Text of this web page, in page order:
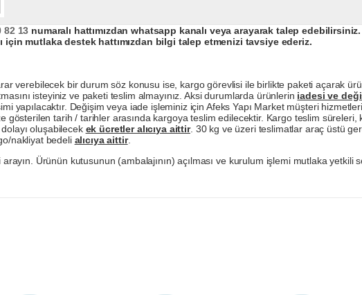
82 13 numaralı hattımızdan whatsapp kanalı veya arayarak talep
mutlaka destek hattımızdan bilgi talep etmenizi tavsiye ederiz.
verebilecek bir durum söz konusu ise, kargo görevlisi ile birlikte paketi açarak
isteyiniz ve paketi teslim almayınız. Aksi durumlarda ürünlerin iadesi ve
yapılacaktır. Değişim veya iade işleminiz için Afeks Yapı Market müşteri hizmetleri
gösterilen tarih / tarihler arasında kargoya teslim edilecektir. Kargo teslim
oluşabilecek ek ücretler alıcıya aittir. 30 kg ve üzeri teslimatlar araç üstü
nakliyat bedeli alıcıya aittir.
Ürünün kutusunun (ambalajının) açılması ve kurulum işlemi mutlaka yetkili